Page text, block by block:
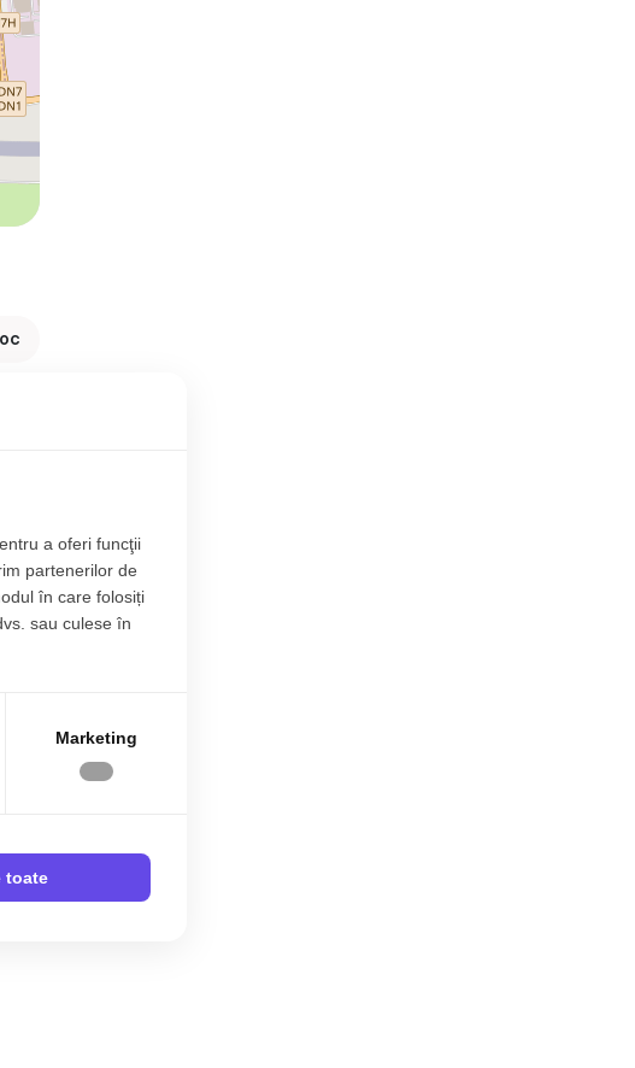
a oferi funcţii
partenerilor de
în care folosiți
sau culese în
Marketing
toate